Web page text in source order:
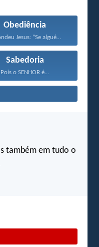
Obediência
Respondeu Jesus: “Se alguém...
Sabedoria
Pois o SENHOR é...
também em tudo o